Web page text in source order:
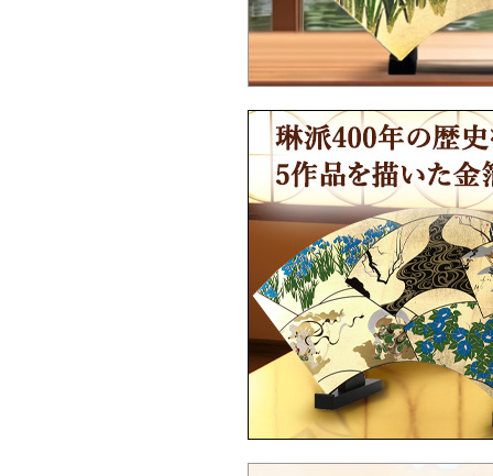
Ｑ：海外配送は対応していますか？
Ｑ：海外配送はどうやって注文したらい
ですか？
Ｑ：英文の取扱説明書はありますか？